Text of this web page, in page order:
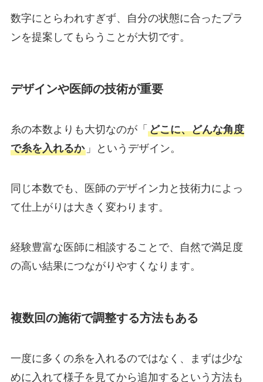
数字にとらわれすぎず、自分の状態に合ったプラ
ンを提案してもらうことが大切です。
デザインや医師の技術が重要
糸の本数よりも大切なのが「 どこに、どんな角度
で糸を入れるか」というデザイン。
同じ本数でも、医師のデザイン力と技術力によっ
て仕上がりは大きく変わります。
経験豊富な医師に相談することで、自然で満足度
の高い結果につながりやすくなります。
複数回の施術で調整する方法もある
一度に多くの糸を入れるのではなく、まずは少な
めに入れて様子を見てから追加するという方法も